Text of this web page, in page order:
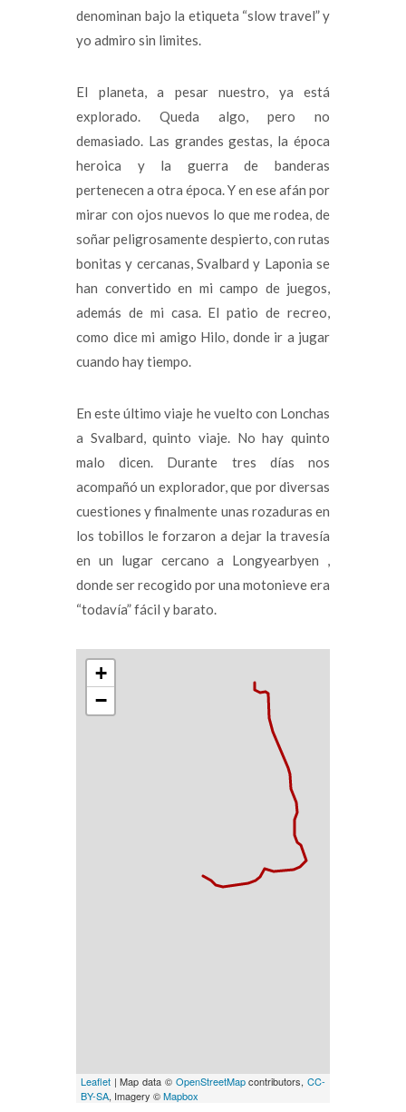
denominan bajo la etiqueta “slow travel” y
yo admiro sin limites.
El planeta, a pesar nuestro, ya está
explorado. Queda algo, pero no
demasiado. Las grandes gestas, la época
heroica y la guerra de banderas
pertenecen a otra época. Y en ese afán por
mirar con ojos nuevos lo que me rodea, de
soñar peligrosamente despierto, con rutas
bonitas y cercanas, Svalbard y Laponia se
han convertido en mi campo de juegos,
además de mi casa. El patio de recreo,
como dice mi amigo Hilo, donde ir a jugar
cuando hay tiempo.
En este último viaje he vuelto con Lonchas
a Svalbard, quinto viaje. No hay quinto
malo dicen. Durante tres días nos
acompañó un explorador, que por diversas
cuestiones y finalmente unas rozaduras en
los tobillos le forzaron a dejar la travesía
en un lugar cercano a Longyearbyen ,
donde ser recogido por una motonieve era
“todavía” fácil y barato.
+
−
Leaflet | Map data © OpenStreetMapcontributors,CC-
BY-SA, Imagery ©Mapbox